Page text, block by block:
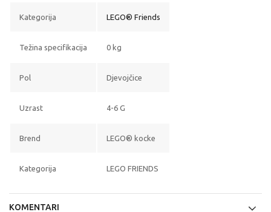
Kategorija LEGO® Friends
Težina specifikacija 0 kg
Pol Djevojčice
Uzrast 4-6 G
Brend LEGO® kocke
Kategorija LEGO FRIENDS
KOMENTARI